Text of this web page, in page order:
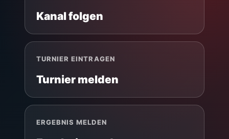
Kanal folgen
TURNIER EINTRAGEN
Turnier melden
ERGEBNIS MELDEN